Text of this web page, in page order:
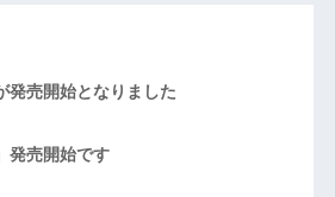
発売開始となりました
発売開始です